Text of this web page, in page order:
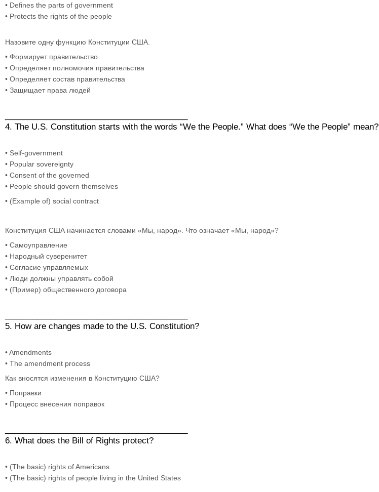
• Defines the parts of government
• Protects the rights of the people
Назовите одну функцию Конституции США.
• Формирует правительство
• Определяет полномочия правительства
• Определяет состав правительства
• Защищает права людей
4. The U.S. Constitution starts with the words “We the People.” What does “We the People” mean?
• Self-government
• Popular sovereignty
• Consent of the governed
• People should govern themselves
• (Example of) social contract
Конституция США начинается словами «Мы, народ». Что означает «Мы, народ»?
• Самоуправление
• Народный суверенитет
• Согласие управляемых
• Люди должны управлять собой
• (Пример) общественного договора
5. How are changes made to the U.S. Constitution?
• Amendments
• The amendment process
Как вносятся изменения в Конституцию США?
• Поправки
• Процесс внесения поправок
6. What does the Bill of Rights protect?
• (The basic) rights of Americans
• (The basic) rights of people living in the United States